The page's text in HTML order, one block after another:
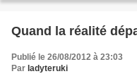
Quand la réalité
Publié le 26/08/2012 à 23:03
Par ladyteruki